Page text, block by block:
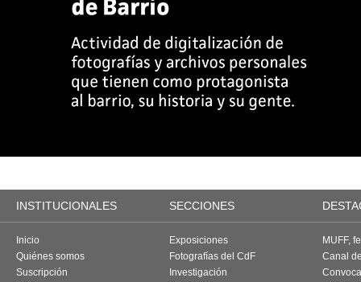
INSTITUCIONALES SECCIONES
Inicio
Quiénes somos
Suscripción
Exposiciones
Fotografías del CdF
Investigación
MUFF,
Canal